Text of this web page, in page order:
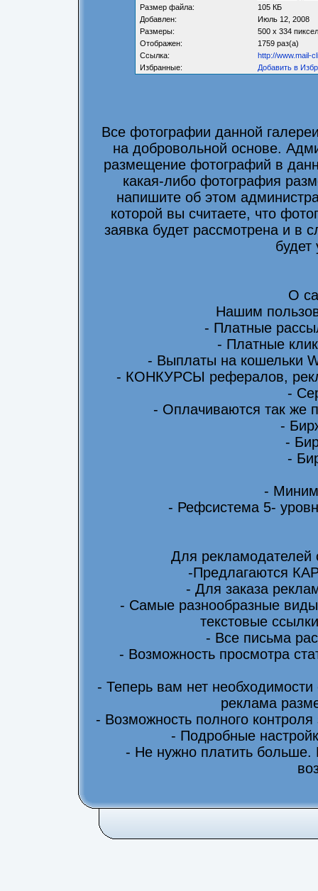
Размер файла:
105 КБ
Добавлен:
Июль 12, 2008
Размеры:
500 x 334
Отображен:
1759 раз(а)
Ссылка:
http://www.mail-
Избранные:
Добавить в
Все фотографии данной
на добровольной основе.
размещение фотографий в
какая-либо фотография
напишите об этом
которой вы считаете, что
заявка будет рассмотрена и в
будет
О
Нашим
- Платные
- Платные
- Выплаты на кошельки
- КОНКУРСЫ рефералов,
-
- Оплачиваются так же
-
-
-
-
- Рефсистема 5-
Для
-Предлагаются
- Для заказа
- Самые разнообразные
текстовые
- Все письма
- Возможность просмотра
- Теперь вам нет
реклама
- Возможность полного
- Подробные
- Не нужно платить больше.